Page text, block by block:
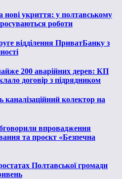
нові укриття: у полтавському
роботи
відділення ПриватБанку з
200 аварійних дерев: КП
договір з підрядником
колектор на
впровадження
та проєкт «Безпечна
Полтавської громади